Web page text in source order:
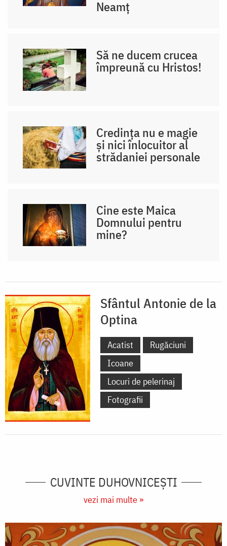
Neamț
Să ne ducem crucea
împreună cu Hristos!
Credința nu e magie
și nici înlocuitor al
strădaniei personale
Cine este Maica
Domnului pentru
mine?
Sfântul Antonie de la
Optina
Acatist
Rugăciuni
Icoane
Locuri de pelerinaj
Fotografii
CUVINTE DUHOVNICEȘTI
vezi mai multe »